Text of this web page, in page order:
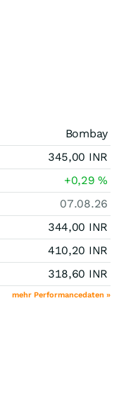
Bombay
345,00 INR
+0,29%
07.08.26
344,00 INR
410,20 INR
318,60 INR
mehr Performancedaten »